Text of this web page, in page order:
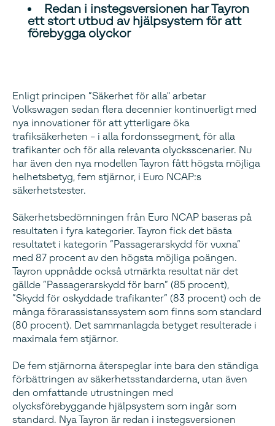
Redan i instegsversionen har Tayron
ett stort utbud av hjälpsystem för att
förebygga olyckor
Enligt principen ”Säkerhet för alla" arbetar
Volkswagen sedan flera decennier kontinuerligt med
nya innovationer för att ytterligare öka
trafiksäkerheten – i alla fordonssegment, för alla
trafikanter och för alla relevanta olycksscenarier. Nu
har även den nya modellen Tayron fått högsta möjliga
helhetsbetyg, fem stjärnor, i Euro NCAP:s
säkerhetstester.
Säkerhetsbedömningen från Euro NCAP baseras på
resultaten i fyra kategorier. Tayron fick det bästa
resultatet i kategorin ”Passagerarskydd för vuxna”
med 87 procent av den högsta möjliga poängen.
Tayron uppnådde också utmärkta resultat när det
gällde ”Passagerarskydd för barn” (85 procent),
”Skydd för oskyddade trafikanter” (83 procent) och de
många förarassistanssystem som finns som standard
(80 procent). Det sammanlagda betyget resulterade i
maximala fem stjärnor.
De fem stjärnorna återspeglar inte bara den ständiga
förbättringen av säkerhetsstandarderna, utan även
den omfattande utrustningen med
olycksförebyggande hjälpsystem som ingår som
standard. Nya Tayron är redan i instegsversionen